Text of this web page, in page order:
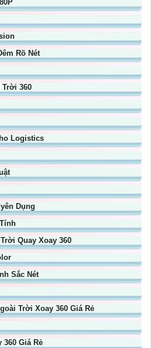
Rõ Nét
360
Logistics
Dụng
Quay Xoay 360
Sắc Nét
Trời Xoay 360 Giá Rẻ
360 Giá Rẻ